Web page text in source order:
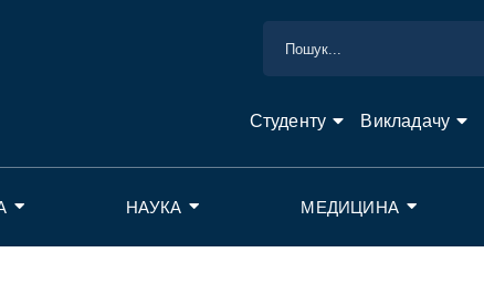
Студенту Викладачу
НАУКА МЕДИЦИНА